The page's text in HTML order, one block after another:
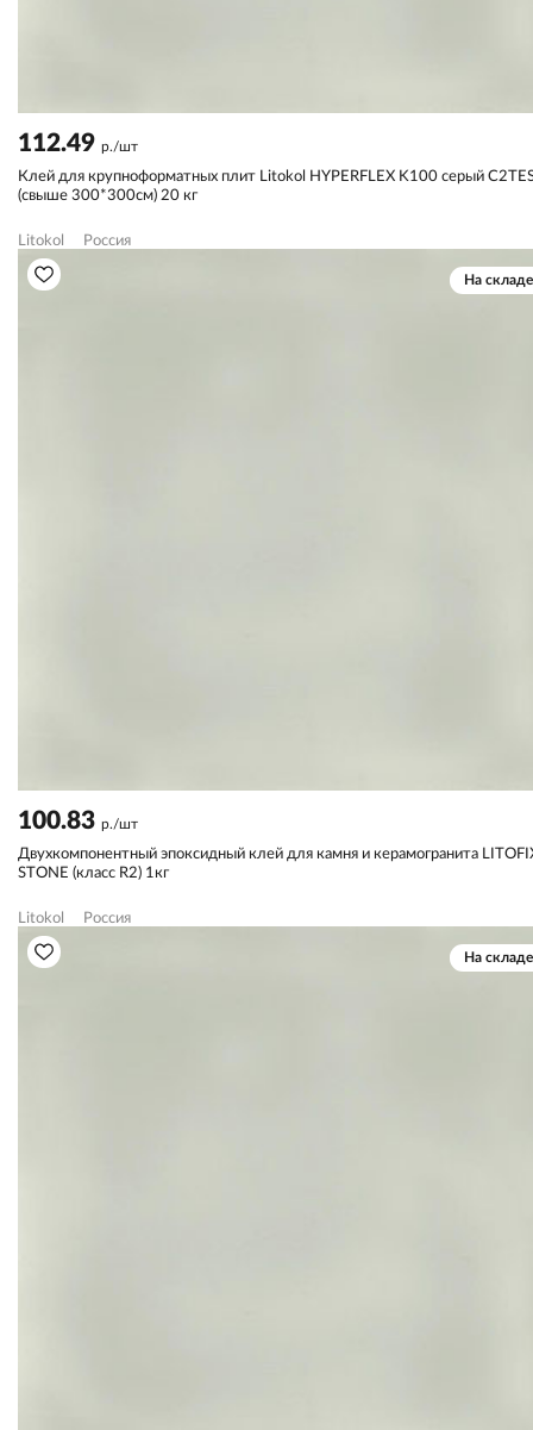
112.49 р./шт
Клей для крупноформатных плит Litokol HYPERFLEX K100 серый
(свыше 300*300см) 20 кг
Litokol Россия
На складе
100.83 р./шт
Двухкомпонентный эпоксидный клей для камня и керамогранита
STONE (класс R2) 1кг
Litokol Россия
На складе